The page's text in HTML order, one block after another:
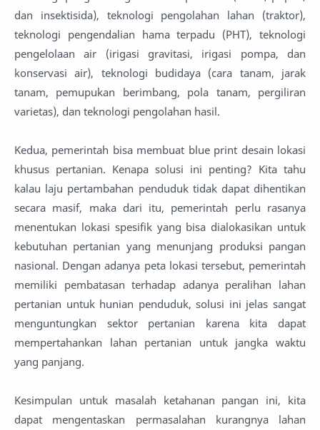
dan insektisida), teknologi pengolahan lahan (traktor),
teknologi pengendalian hama terpadu (PHT), teknologi
pengelolaan air (irigasi gravitasi, irigasi pompa, dan
konservasi air), teknologi budidaya (cara tanam, jarak
tanam, pemupukan berimbang, pola tanam, pergiliran
varietas), dan teknologi pengolahan hasil.
Kedua, pemerintah bisa membuat blue print desain lokasi
khusus pertanian. Kenapa solusi ini penting? Kita tahu
kalau laju pertambahan penduduk tidak dapat dihentikan
secara masif, maka dari itu, pemerintah perlu rasanya
menentukan lokasi spesifik yang bisa dialokasikan untuk
kebutuhan pertanian yang menunjang produksi pangan
nasional. Dengan adanya peta lokasi tersebut, pemerintah
memiliki pembatasan terhadap adanya peralihan lahan
pertanian untuk hunian penduduk, solusi ini jelas sangat
menguntungkan sektor pertanian karena kita dapat
mempertahankan lahan pertanian untuk jangka waktu
yang panjang.
Kesimpulan untuk masalah ketahanan pangan ini, kita
dapat mengentaskan permasalahan kurangnya lahan